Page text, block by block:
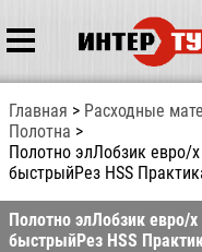
Главная
Расходные
Полотна
Полотно элЛобзик евро/
быстрыйРез HSS
Полотно элЛобзик евро/
быстрыйРез HSS